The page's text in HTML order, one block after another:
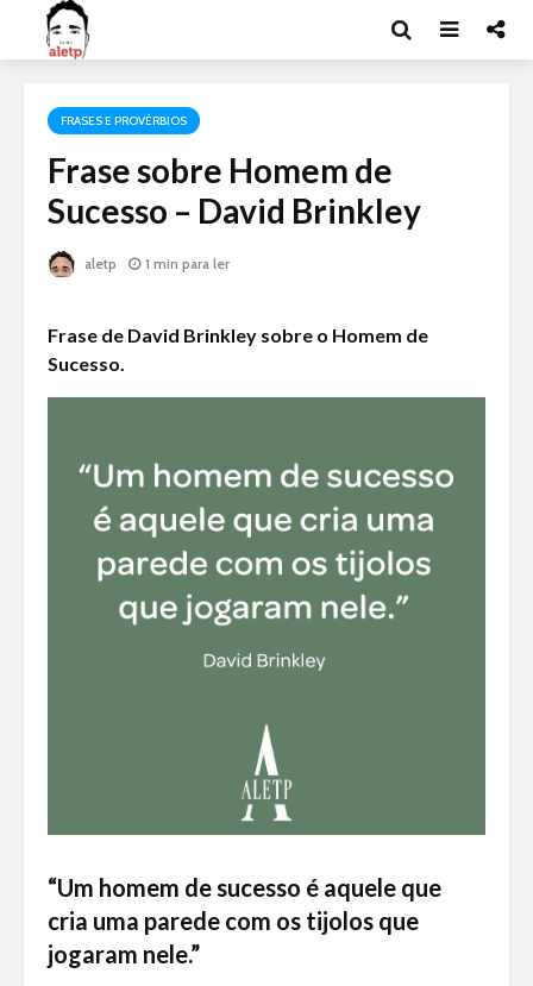
FRASES E PROVÉRBIOS
Frase sobre Homem de
Sucesso – David Brinkley
aletp 1 min para ler
Frase de David Brinkley sobre o Homem de
Sucesso.
“Um homem de sucesso é aquele que
cria uma parede com os tijolos que
jogaram nele.”